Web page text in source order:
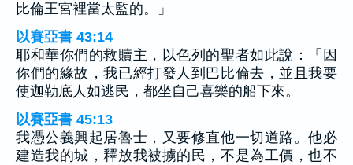
比倫王宮裡當太監的。」
以賽亞書 43:14
耶和華你們的救贖主，以色列的聖者如此說：「因
你們的緣故，我已經打發人到巴比倫去，並且我要
使迦勒底人如逃民，都坐自己喜樂的船下來。
以賽亞書 45:13
我憑公義興起居魯士，又要修直他一切道路。他必
建造我的城，釋放我被擄的民，不是為工價，也不